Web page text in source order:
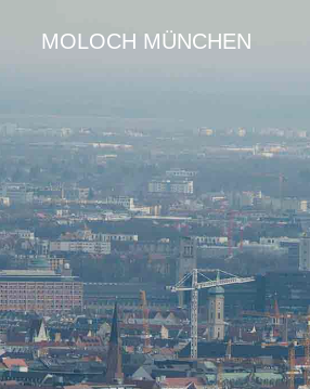
MOLOCH MÜNCHEN